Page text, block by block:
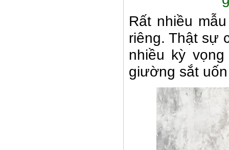
Rất nhiều
riêng. Thật sự
nhiều kỳ
giường sắt